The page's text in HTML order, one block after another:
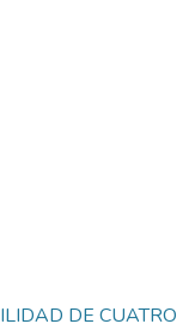
DE CUATRO